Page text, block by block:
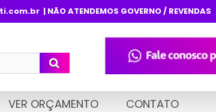
| NÃO ATENDEMOS GOVERNO / REVENDAS
VER ORÇAMENTO CONTATO